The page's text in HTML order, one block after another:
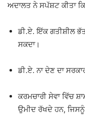
ਅਦਾਲਤ ਨੇ ਸਪੱਸ਼ਟ ਕੀਤਾ
ਡੀ.ਏ. ਇੱਕ ਗਤੀਸ਼ੀਲ
ਸਕਦਾ।
ਡੀ.ਏ. ਨਾ ਦੇਣ ਦਾ
ਕਰਮਚਾਰੀ ਸੇਵਾ ਵਿੱਚ
ਉਮੀਦ ਰੱਖਦੇ ਹਨ,